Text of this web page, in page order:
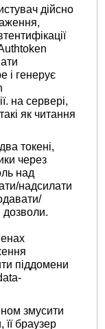
дійсно
і генерує
на сервері,
як читання
токені,
через
над
надсилати
дозволи.
піддомени
змусити
її браузер